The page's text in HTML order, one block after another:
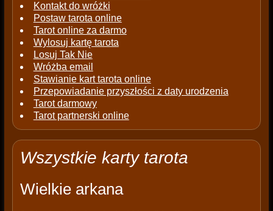
Kontakt do wróżki
Postaw tarota online
Tarot online za darmo
Wylosuj kartę tarota
Losuj Tak Nie
Wróżba email
Stawianie kart tarota online
Przepowiadanie przyszłości z daty urodzenia
Tarot darmowy
Tarot partnerski online
Wszystkie karty tarota
Wielkie arkana